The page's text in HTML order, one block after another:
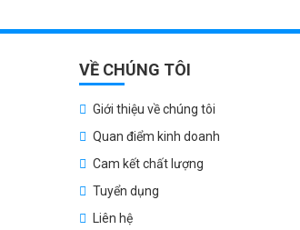
VỀ CHÚNG TÔI
Giới thiệu về chúng tôi
Quan điểm kinh doanh
Cam kết chất lượng
Tuyển dụng
Liên hệ